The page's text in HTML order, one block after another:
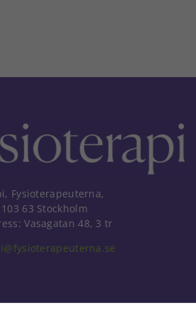
Fysioterapeuterna,
63 Stockholm
Vasagatan 48, 3 tr